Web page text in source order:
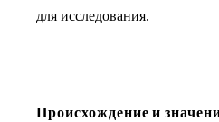
для исследования.
Происхождение и